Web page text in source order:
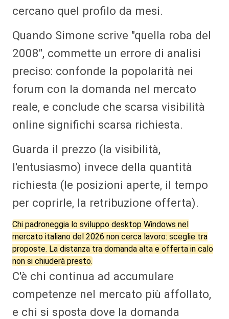
cercano quel profilo da mesi.
Quando Simone scrive "quella roba del
2008", commette un errore di analisi
preciso: confonde la popolarità nei
forum con la domanda nel mercato
reale, e conclude che scarsa visibilità
online significhi scarsa richiesta.
Guarda il prezzo (la visibilità,
l'entusiasmo) invece della quantità
richiesta (le posizioni aperte, il tempo
per coprirle, la retribuzione offerta).
Chi padroneggia lo sviluppo desktop Windows nel
mercato italiano del 2026 non cerca lavoro: sceglie tra
proposte. La distanza tra domanda alta e offerta in calo
non si chiuderà presto.
C'è chi continua ad accumulare
competenze nel mercato più affollato,
e chi si sposta dove la domanda